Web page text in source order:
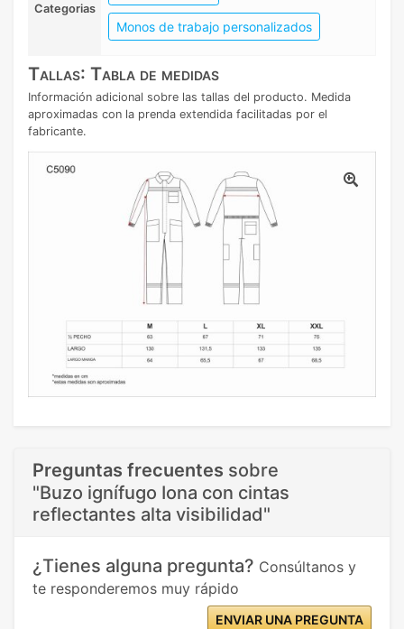
Categorias
Monos de trabajo personalizados
Tallas: Tabla de medidas
Información adicional sobre las tallas del producto. Medida
aproximadas con la prenda extendida facilitadas por el
fabricante.
Preguntas frecuentes sobre
"Buzo ignífugo Iona con cintas
reflectantes alta visibilidad"
¿Tienes alguna pregunta? Consúltanos y
te responderemos muy rápido
ENVIAR UNA PREGUNTA